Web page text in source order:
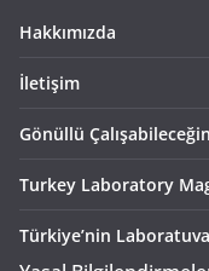
Hakkımızda
İletişim
Gönüllü
Turkey Laboratory
Türkiye’nin